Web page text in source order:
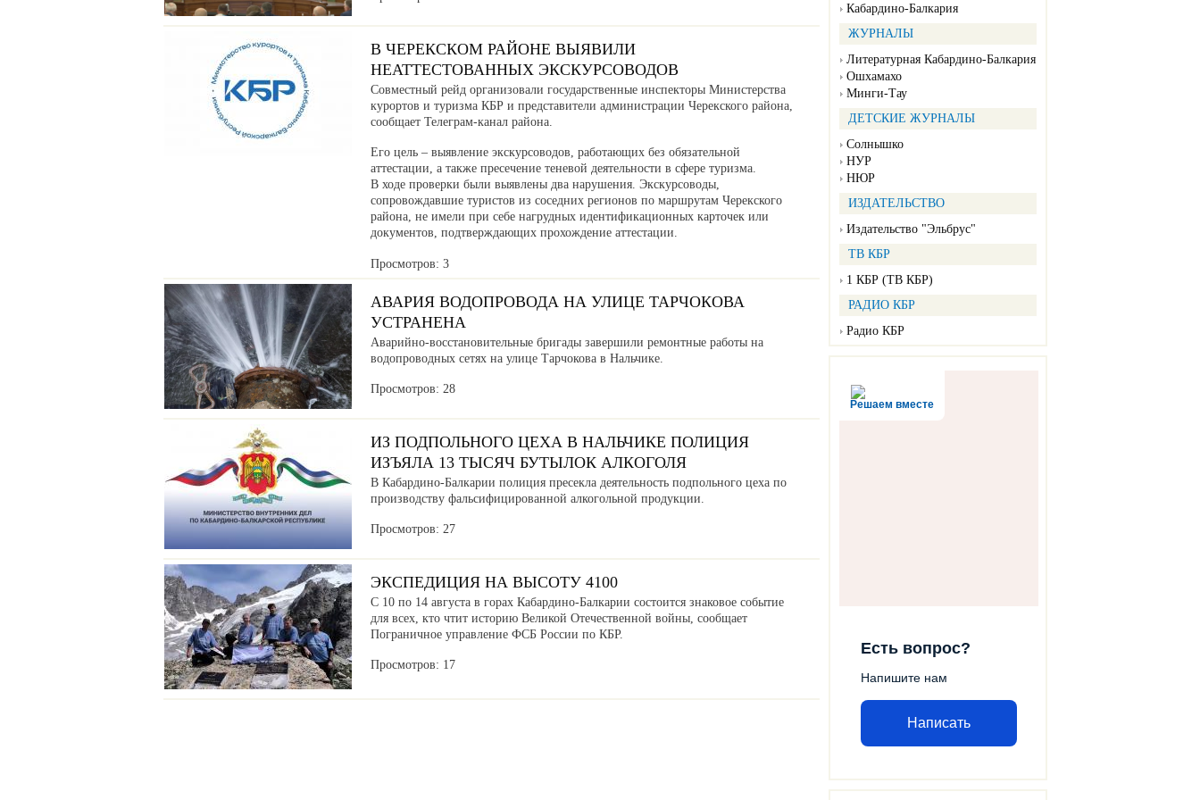
Кабардино-Балкария
ЖУРНАЛЫ
Литературная Кабардино-Балкария
Ошхамахо
Минги-Тау
ДЕТСКИЕ ЖУРНАЛЫ
Солнышко
НУР
НЮР
ИЗДАТЕЛЬСТВО
Издательство "Эльбрус"
ТВ КБР
1 КБР (ТВ КБР)
РАДИО КБР
Радио КБР
Решаем вместе
Есть вопрос?
Напишите нам
Написать
В ЧЕРЕКСКОМ РАЙОНЕ ВЫЯВИЛИ
НЕАТТЕСТОВАННЫХ ЭКСКУРСОВОДОВ
Совместный рейд организовали государственные инспекторы Министерства
курортов и туризма КБР и представители администрации Черекского района,
сообщает Телеграм-канал района.
Его цель – выявление экскурсоводов, работающих без обязательной
аттестации, а также пресечение теневой деятельности в сфере туризма.
В ходе проверки были выявлены два нарушения. Экскурсоводы,
сопровождавшие туристов из соседних регионов по маршрутам Черекского
района, не имели при себе нагрудных идентификационных карточек или
документов, подтверждающих прохождение аттестации.
Просмотров: 3
АВАРИЯ ВОДОПРОВОДА НА УЛИЦЕ ТАРЧОКОВА
УСТРАНЕНА
Аварийно-восстановительные бригады завершили ремонтные работы на
водопроводных сетях на улице Тарчокова в Нальчике.
Просмотров: 28
ИЗ ПОДПОЛЬНОГО ЦЕХА В НАЛЬЧИКЕ ПОЛИЦИЯ
ИЗЪЯЛА 13 ТЫСЯЧ БУТЫЛОК АЛКОГОЛЯ
В Кабардино-Балкарии полиция пресекла деятельность подпольного цеха по
производству фальсифицированной алкогольной продукции.
Просмотров: 27
ЭКСПЕДИЦИЯ НА ВЫСОТУ 4100
С 10 по 14 августа в горах Кабардино-Балкарии состоится знаковое событие
для всех, кто чтит историю Великой Отечественной войны, сообщает
Пограничное управление ФСБ России по КБР.
Просмотров: 17